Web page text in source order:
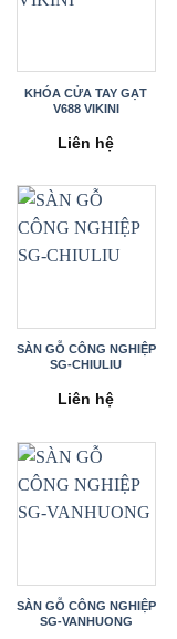
KHÓA CỬA TAY GẠT
V688 VIKINI
Liên hệ
SÀN GỖ CÔNG NGHIỆP
SG-CHIULIU
Liên hệ
SÀN GỖ CÔNG NGHIỆP
SG-VANHUONG